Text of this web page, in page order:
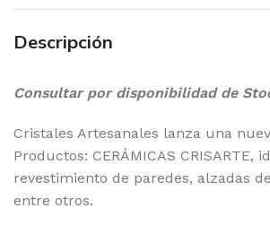
Descripción
Consultar por disponibilidad de
Cristales Artesanales lanza una
Productos: CERÁMICAS CRISARTE,
revestimiento de paredes, alzadas
entre otros.